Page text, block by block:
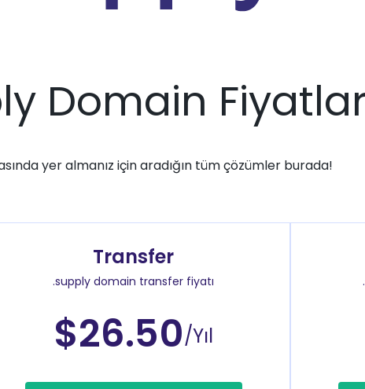
Domain
yer almanız için aradığın tüm çözümler burada!
Transfer
.supply domain transfer fiyatı
$26.50/Yıl